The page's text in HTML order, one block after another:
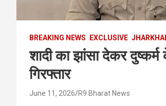
BREAKING NEWS EXCLUSIVE
शादी का झांसा देकर
गिरफ्तार
June 11, 2026 R9 Bharat News